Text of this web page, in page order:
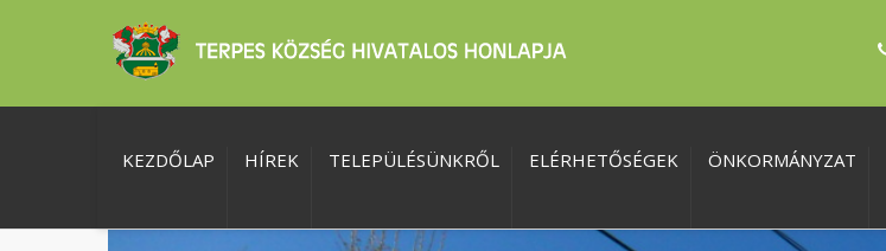
KEZDŐLAP HÍREK TELEPÜLÉSÜNKRŐL ELÉRHETŐSÉGEK ÖNKORMÁNYZAT